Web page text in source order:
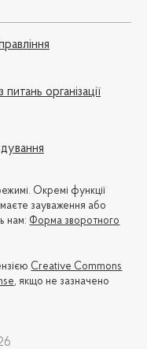
питань організації
Окремі функції
зауваження або
нам: Форма зворотного
Creative Commons
, якщо не зазначено